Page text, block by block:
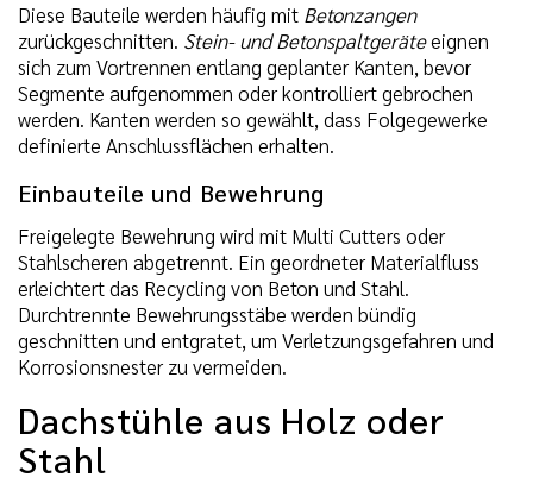
Diese Bauteile werden häufig mit Betonzangen
zurückgeschnitten. Stein- und Betonspaltgeräteeignen
sich zum Vortrennen entlang geplanter Kanten, bevor
Segmente aufgenommen oder kontrolliert gebrochen
werden. Kanten werden so gewählt, dass Folgegewerke
definierte Anschlussflächen erhalten.
Einbauteile und Bewehrung
Freigelegte Bewehrung wird mit Multi Cutters oder
Stahlscheren abgetrennt. Ein geordneter Materialfluss
erleichtert das Recycling von Beton und Stahl.
Durchtrennte Bewehrungsstäbe werden bündig
geschnitten und entgratet, um Verletzungsgefahren und
Korrosionsnester zu vermeiden.
Dachstühle aus Holz oder
Stahl